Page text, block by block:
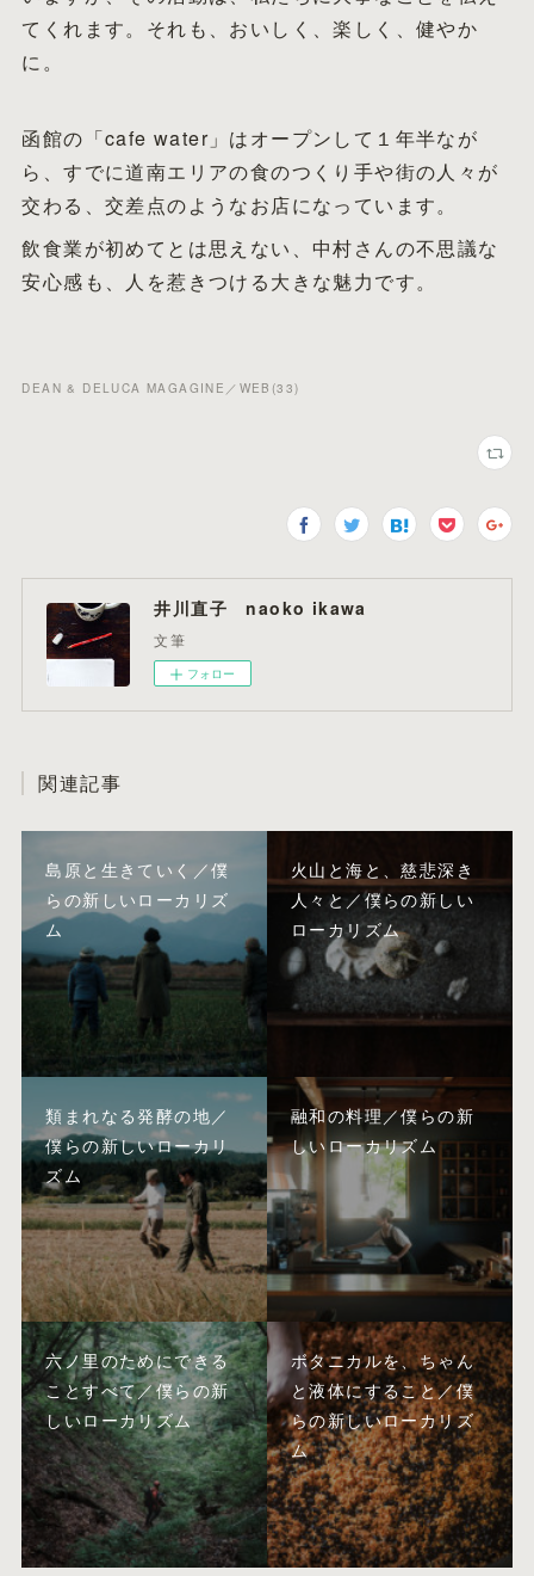
てくれます。それも、おいしく、楽しく、健やか
に。
函館の「cafe water」はオープンして１年半なが
ら、すでに道南エリアの食のつくり手や街の人々が
交わる、交差点のようなお店になっています。
飲食業が初めてとは思えない、中村さんの不思議な
安心感も、人を惹きつける大きな魅力です。
DEAN & DELUCA MAGAGINE／WEB (33)
井川直子 naoko ikawa
文筆
フォロー
関連記事
島原と生きていく／僕
らの新しいローカリズ
ム
火山と海と、慈悲深き
人々と／僕らの新しい
ローカリズム
類まれなる発酵の地／
僕らの新しいローカリ
ズム
融和の料理／僕らの新
しいローカリズム
六ノ里のためにできる
ことすべて／僕らの新
しいローカリズム
ボタニカルを、ちゃん
と液体にすること／僕
らの新しいローカリズ
ム